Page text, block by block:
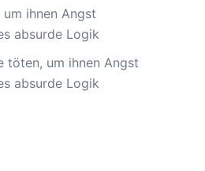
ihnen Angst
absurde Logik
töten, um ihnen Angst
absurde Logik